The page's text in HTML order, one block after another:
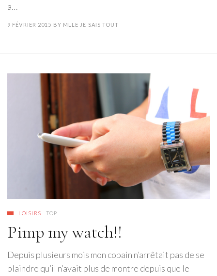
a…
9 FÉVRIER 2015 BY MLLE JE SAIS TOUT
LOISIRS TOP
Pimp my watch!!
Depuis plusieurs mois mon copain n’arrêtait pas de se
plaindre qu’il n’avait plus de montre depuis que le